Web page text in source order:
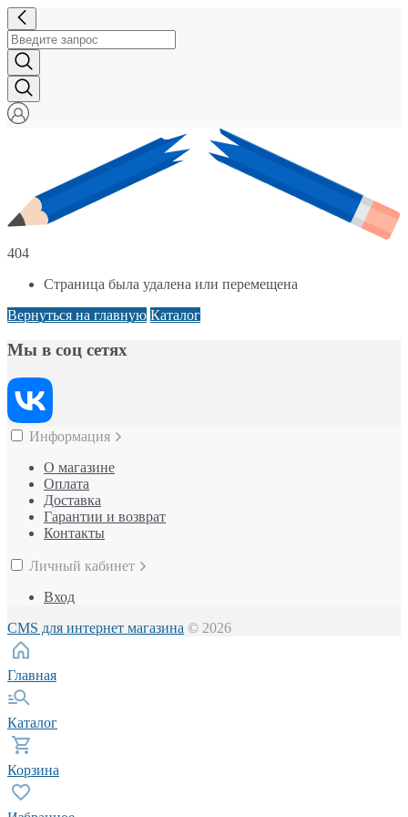
404
Страница была удалена или перемещена
Вернуться на главную Каталог
Мы в соц сетях
Информация
О магазине
Оплата
Доставка
Гарантии и возврат
Контакты
Личный кабинет
Вход
CMS для интернет магазина © 2026
Главная
Каталог
Корзина